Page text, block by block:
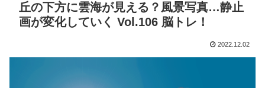
丘の下方に雲海が見える？風景写真…静止
画が変化していく Vol.106 脳トレ！
2022.12.02